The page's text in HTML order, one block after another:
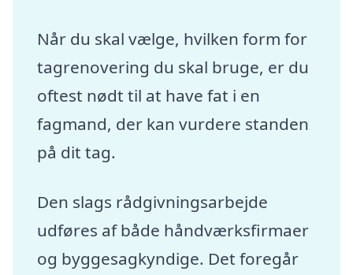
Når du skal vælge, hvilken form for
tagrenovering du skal bruge, er du
oftest nødt til at have fat i en
fagmand, der kan vurdere standen
på dit tag.
Den slags rådgivningsarbejde
udføres af både håndværksfirmaer
og byggesagkyndige. Det foregår